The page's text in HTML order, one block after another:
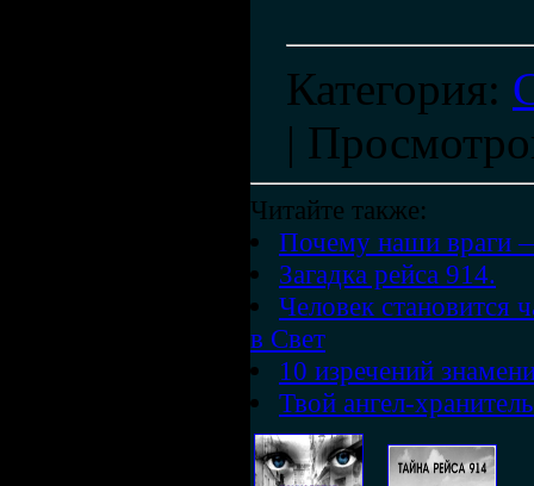
Категория:
|
Читайте также:
Почему наши враги
Загадка рейса 914.
Человек становится
в Свет
10 изречений
Твой ангел-